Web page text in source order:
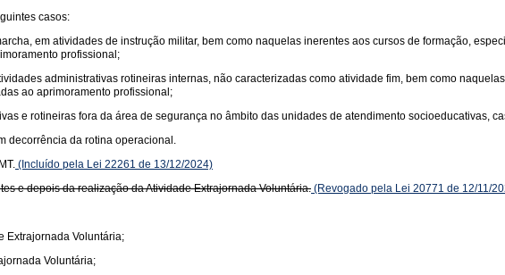
casos:
em atividades de instrução militar, bem como naquelas inerentes aos cursos de formação,
profissional;
administrativas rotineiras internas, não caracterizadas como atividade fim, bem como
ao aprimoramento profissional;
e rotineiras fora da área de segurança no âmbito das unidades de atendimento socioeducativas,
decorrência da rotina operacional.
(Incluído pela Lei 22261 de 13/12/2024)
e depois da realização da Atividade Extrajornada Voluntária. (Revogado pela Lei 20771 de 12/11/
Extrajornada Voluntária;
Voluntária;